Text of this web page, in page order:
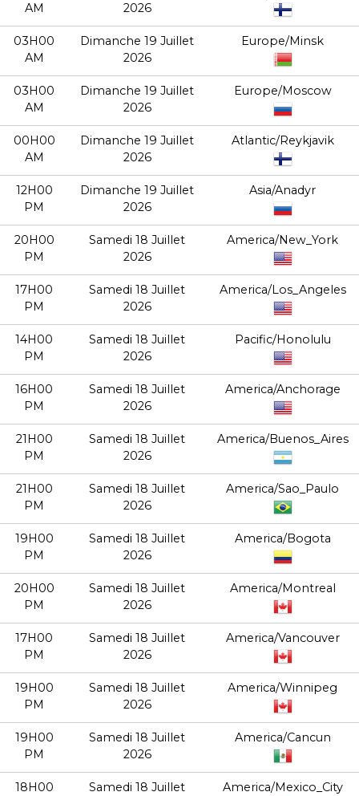
AM
2026
03H00
AM
Dimanche 19 Juillet
2026
Europe/Minsk
03H00
AM
Dimanche 19 Juillet
2026
Europe/Moscow
00H00
AM
Dimanche 19 Juillet
2026
Atlantic/Reykjavik
12H00
PM
Dimanche 19 Juillet
2026
Asia/Anadyr
20H00
PM
Samedi 18 Juillet
2026
America/New_York
17H00
PM
Samedi 18 Juillet
2026
America/Los_Angeles
14H00
PM
Samedi 18 Juillet
2026
Pacific/Honolulu
16H00
PM
Samedi 18 Juillet
2026
America/Anchorage
21H00
PM
Samedi 18 Juillet
2026
America/Buenos_Aires
21H00
PM
Samedi 18 Juillet
2026
America/Sao_Paulo
19H00
PM
Samedi 18 Juillet
2026
America/Bogota
20H00
PM
Samedi 18 Juillet
2026
America/Montreal
17H00
PM
Samedi 18 Juillet
2026
America/Vancouver
19H00
PM
Samedi 18 Juillet
2026
America/Winnipeg
19H00
PM
Samedi 18 Juillet
2026
America/Cancun
18H00
Samedi 18 Juillet
America/Mexico_City